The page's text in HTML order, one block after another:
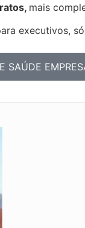
mais
executivos,
SAÚDE